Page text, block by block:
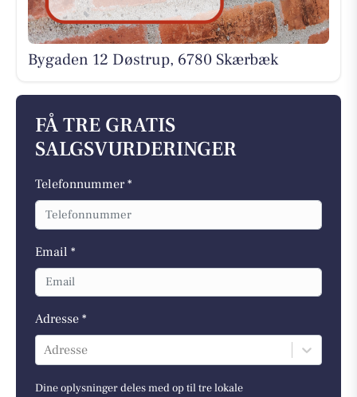
Bygaden 12 Døstrup, 6780 Skærbæk
FÅ TRE GRATIS
SALGSVURDERINGER
Telefonnummer *
Email *
Adresse *
Adresse
Dine oplysninger deles med op til tre lokale